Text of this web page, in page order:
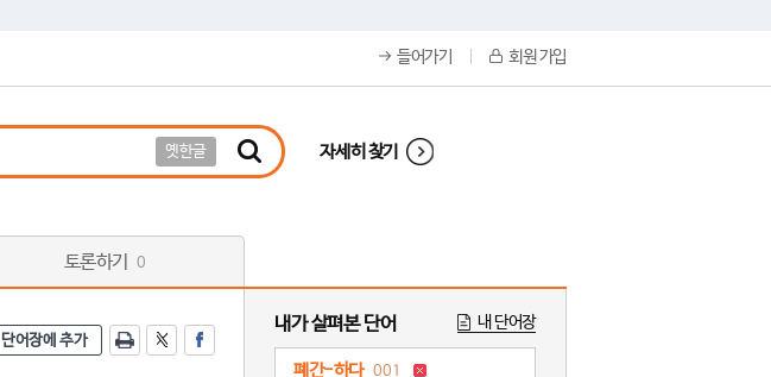
들어가기 회원 가입
옛한글 자세히 찾기
토론하기 0
단어장에 추가
내가 살펴본 단어 내 단어장
폐간-하다 001